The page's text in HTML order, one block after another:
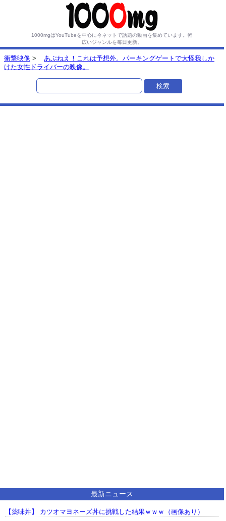
1000mgはYouTubeを中心に今ネットで話題の動画を集めています。 幅
広いジャンルを毎日更新。
衝撃映像 >
あぶねえ！これは予想外。パーキングゲートで大怪我しか
けた女性ドライバーの映像。
最新ニュース
【薬味丼】 カツオマヨネーズ丼に挑戦した結果ｗｗｗ（画像あり）